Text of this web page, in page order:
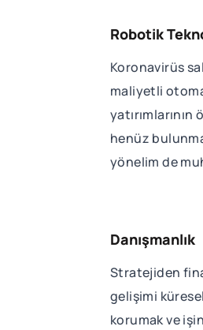
Robotik
Koronavirüs
maliyetli
henüz
yönelim de
Danışmanlık
Stratejiden
gelişimi
korumak ve